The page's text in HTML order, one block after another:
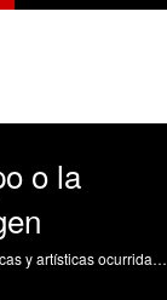
o la
Divulgación de las actividades científicas, tecnológicas y artísticas ocurridas en los tres campus de la UPV